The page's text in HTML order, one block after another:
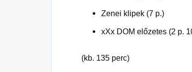
Zenei klipek (7 p.)
xXx DOM előzetes (2 p.
(kb. 135 perc)